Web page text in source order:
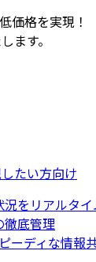
価格を実現！
ます。
たい方向け
をリアルタ
徹底管理
ーディな情報